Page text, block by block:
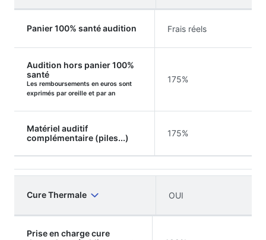
Panier 100% santé audition Frais réels
Audition hors panier 100%
santé
Les remboursements en euros sont
exprimés par oreille et par an
175%
Matériel auditif
complémentaire (piles...)
175%
Cure Thermale OUI
Prise en charge cure